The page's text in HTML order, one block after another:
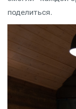
поделиться.